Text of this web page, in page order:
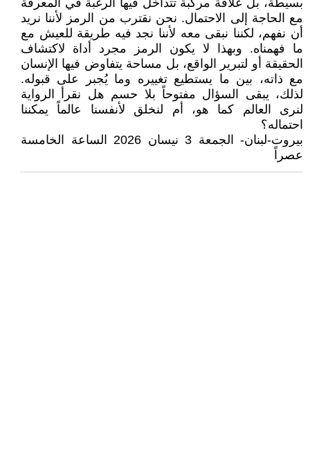
بسيطة، بل علاقة مركّبة تتداخل فيها الرغبة في المعرفة
مع الحاجة إلى الاحتمال. نحن نقترب من الرمز لأننا نريد
أن نفهم، لكننا نبقى معه لأننا نجد فيه طريقة للعيش مع
ما فهمناه. وبهذا لا يكون الرمز مجرد أداة لاكتشاف
الحقيقة أو لتبرير الواقع، بل مساحة يتفاوض فيها الإنسان
مع ذاته، بين ما يستطيع تغييره وما يُجبر على قبوله.
لذلك، يبقى السؤال مفتوحاً بلا حسم هل نقرأ الرواية
لنرى العالم كما هو، أم لنخلق لأنفسنا عالماً يمكننا
احتماله؟
بيروت-لبنان- الجمعة 3 نيسان 2026 الساعة الخامسة
عصراً